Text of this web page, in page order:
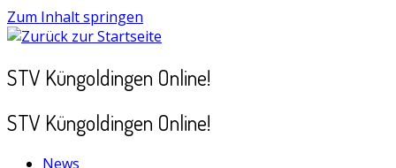
Zum Inhalt springen
STV Küngoldingen Online!
STV Küngoldingen Online!
News